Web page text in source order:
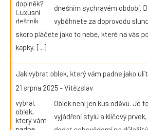
dnešním sychravém období.
vyběhnete za doprovodu
skoro pláčete jako to nebe, které na vás
kapky, [...]
Jak vybrat oblek, který vám padne jako
21 srpna 2025 -Vítězslav
Oblek není jen kus oděvu. Je
vyjádření stylu a klíčový